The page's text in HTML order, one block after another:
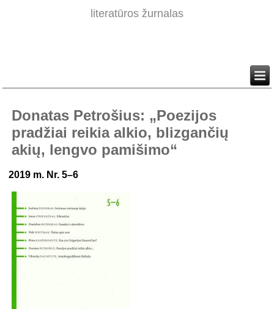
literatūros žurnalas
Donatas Petrošius: „Poezijos
pradžiai reikia alkio, blizgančių
akių, lengvo pamišimo“
2019 m. Nr. 5–6